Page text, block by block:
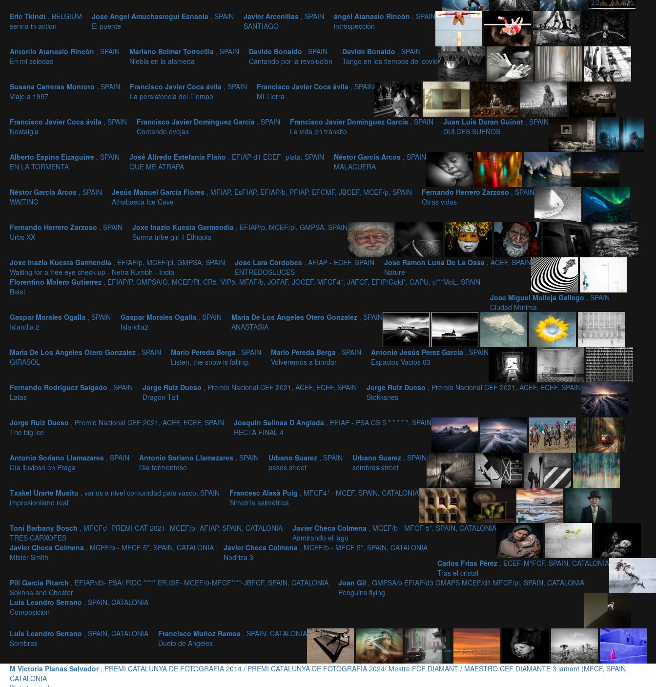
Eric Tkindt , BELGIUM
senna in action
Jose Angel Amuchastegui Esnaola , SPAIN
El puente
Javier Arcenillas , SPAIN
SANTIAGO
ángel Atanasio Rincón , SPAIN
introspección
Antonio Atanasio Rincón , SPAIN
En mi soledad
Mariano Belmar Torrecilla , SPAIN
Niebla en la alameda
Davide Bonaldo , SPAIN
Cantando por la revoluciòn
Davide Bonaldo , SPAIN
Tango en los tiempos del covid
Susana Carreras Montoto , SPAIN
Viaje a 1997
Francisco Javier Coca ávila , SPAIN
La persistencia del Tiempo
Francisco Javier Coca ávila , SPAIN
Mi Tierra
Francisco Javier Coca ávila , SPAIN
Nostalgia
Francisco Javier Dominguez Garcia , SPAIN
Contando ovejas
Francisco Javier Dominguez Garcia , SPAIN
La vida en tránsito
Juan Luis Duran Guinot , SPAIN
DULCES SUEÑOS
Alberto Espina Eizaguirre , SPAIN
EN LA TORMENTA
José Alfredo Estefanía Flaño , EFIAP-d1 ECEF- plata, SPAIN
QUE ME ATRAPA
Néstor García Arcos , SPAIN
MALACUERA
Néstor García Arcos , SPAIN
WAITING
Jesús Manuel García Flores , MFIAP, EsFIAP, EFIAP/b, PFIAP, EFCMF, JBCEF, MCEF/p, SPAIN
Athabasca Ice Cave
Fernando Herrero Zarzoso , SPAIN
Otras vidas
Fernando Herrero Zarzoso , SPAIN
Urbs XX
Joxe Inazio Kuesta Garmendia , EFIAP/p, MCEF/pl, GMPSA, SPAIN
Surma tribe girl-I-Ethiopia
Joxe Inazio Kuesta Garmendia , EFIAP/p, MCEF/pl, GMPSA, SPAIN
Waiting for a free eye check-up - Netra Kumbh - India
Jose Lara Cordobes , AFIAP - ECEF, SPAIN
ENTREDOSLUCES
Jose Ramon Luna De La Ossa , ACEF, SPAIN
Nature
Florentino Molero Gutierrez , EFIAP/P, GMPSA/G, MCEF/Pl, CR5_VIP5, MFAF/b, JOFAF, JOCEF, MFCF4*, JAFCF, EFIP/Gold*, GAPU, c***MoL, SPAIN
Belel
Jose Miguel Molleja Gallego , SPAIN
Ciudad Mínima
Gaspar Morales Ogalla , SPAIN
Islandia 2
Gaspar Morales Ogalla , SPAIN
Islandia2
Maria De Los Angeles Otero Gonzalez , SPAIN
ANASTASIA
Maria De Los Angeles Otero Gonzalez , SPAIN
GIRASOL
Mario Pereda Berga , SPAIN
Listen, the snow is falling.
Mario Pereda Berga , SPAIN
Volveremos a brindar
Antonio Jesús Perez Garcia , SPAIN
Espacios Vacios 03
Fernando Rodríguez Salgado , SPAIN
Latas
Jorge Ruiz Dueso , Premio Nacional CEF 2021, ACEF, ECEF, SPAIN
Dragon Tail
Jorge Ruiz Dueso , Premio Nacional CEF 2021, ACEF, ECEF, SPAIN
Stokksnes
Jorge Ruiz Dueso , Premio Nacional CEF 2021, ACEF, ECEF, SPAIN
The big ice
Joaquin Salinas D Anglada , EFIAP - PSA CS 5 * * * * *, SPAIN
RECTA FINAL 4
Antonio Soriano Llamazares , SPAIN
Día lluvioso en Praga
Antonio Soriano Llamazares , SPAIN
Día tormentoso
Urbano Suarez , SPAIN
pasos street
Urbano Suarez , SPAIN
sombras street
Txakel Urarte Musitu , varios a nivel comunidad país vasco, SPAIN
impresionismo real
Francesc Alasà Puig , MFCF4* - MCEF, SPAIN, CATALONIA
Simetría asimétrica
Toni Barbany Bosch , MFCFd- PREMI CAT 2021- MCEF/p- AFIAP, SPAIN, CATALONIA
TRES CARXOFES
Javier Checa Colmena , MCEF/b - MFCF 5*, SPAIN, CATALONIA
Admirando el lago
Javier Checa Colmena , MCEF/b - MFCF 5*, SPAIN, CATALONIA
Mister Smith
Javier Checa Colmena , MCEF/b - MFCF 5*, SPAIN, CATALONIA
Nodriza 3
Carlos Frias Pérez , ECEF-M*FCF, SPAIN, CATALONIA
Tras el cristal
Pili Garcia Pitarch , EFIAP/d3- PSA/.PIDC ***** ER.ISF- MCEF/0-MFCF****-JBFCF, SPAIN, CATALONIA
Sokhna and Chester
Joan Gil , GMPSA/b EFIAP/d3 GMAPS MCEF/d1 MFCF/pl, SPAIN, CATALONIA
Penguins flying
Luis Leandro Serrano , SPAIN, CATALONIA
Composicion
Luis Leandro Serrano , SPAIN, CATALONIA
Sombras
Francisco Muñoz Ramos , SPAIN, CATALONIA
Duelo de Angeles
M Victoria Planas Salvador , PREMI CATALUNYA DE FOTOGRAFIA 2014 / PREMI CATALUNYA DE FOTOGRAFIA 2024/ Mestre FCF DIAMANT / MAESTRO CEF DIAMANTE 3 iamant (MFCF, SPAIN,
CATALONIA